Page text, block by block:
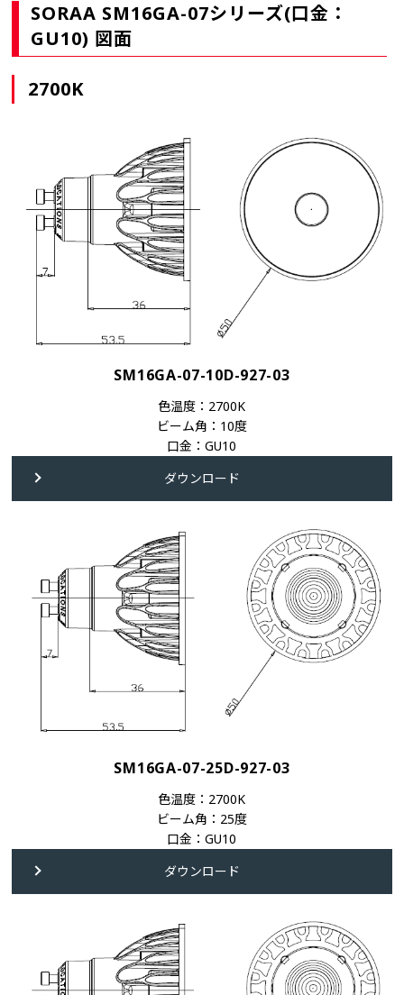
SORAA SM16GA-07シリーズ(口金：
GU10) 図面
2700K
SM16GA-07-10D-927-03
色温度：2700K
ビーム角：10度
口金：GU10
ダウンロード
SM16GA-07-25D-927-03
色温度：2700K
ビーム角：25度
口金：GU10
ダウンロード